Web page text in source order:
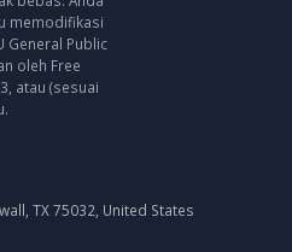
memodifikasi
General Public
oleh Free
atau (sesuai
TX 75032, United States